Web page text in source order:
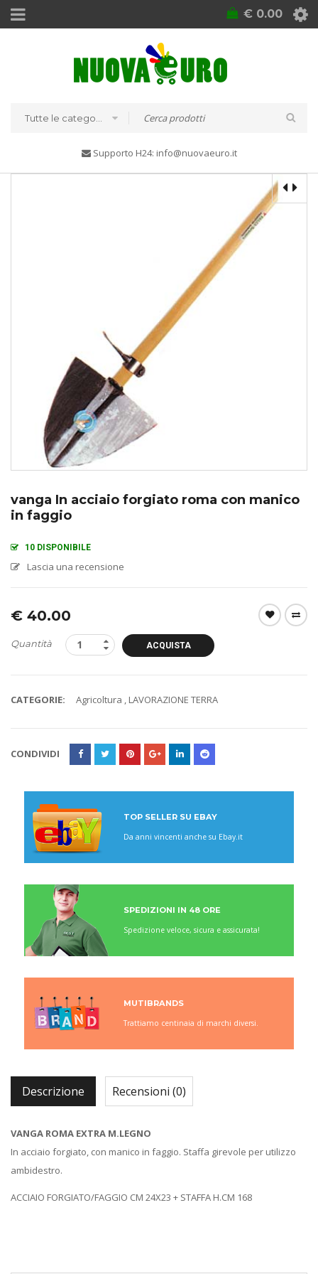
€ 0.00
Supporto H24: info@nuovaeuro.it
vanga In acciaio forgiato roma con manico
in faggio
10 DISPONIBILE
Lascia una recensione
€ 40.00
Quantità ACQUISTA
CATEGORIE: Agricoltura , LAVORAZIONE TERRA
CONDIVIDI
TOP SELLER SU EBAY
Da anni vincenti anche su Ebay.it
SPEDIZIONI IN 48 ORE
Spedizione veloce, sicura e assicurata!
MUTIBRANDS
Trattiamo centinaia di marchi diversi.
Descrizione Recensioni (0)
VANGA ROMA EXTRA M.LEGNO
In acciaio forgiato, con manico in faggio. Staffa girevole per utilizzo
ambidestro.
ACCIAIO FORGIATO/FAGGIO CM 24X23 + STAFFA H.CM 168